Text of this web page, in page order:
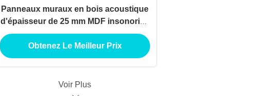
Panneaux muraux en bois acoustique
d'épaisseur de 25 mm MDF insonorisé
Panneaux muraux acoustiques en
ardoise pour intérieur
Obtenez Le Meilleur Prix
Voir Plus